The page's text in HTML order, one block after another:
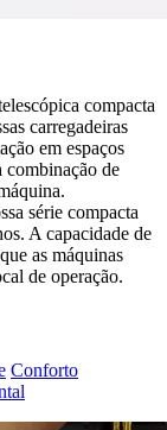
compacta
carregadeiras
em espaços
combinação de
série compacta
A capacidade de
as máquinas
de operação.
Conforto